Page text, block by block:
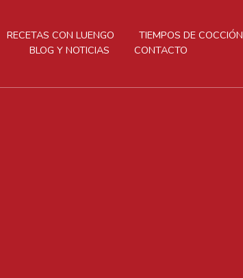
RECETAS CON LUENGO TIEMPOS DE COCCIÓN
BLOG Y NOTICIAS
CONTACTO